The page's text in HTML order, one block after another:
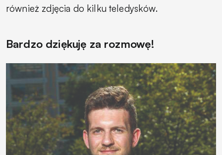
również zdjęcia do kilku teledysków.
Bardzo dziękuję za rozmowę!